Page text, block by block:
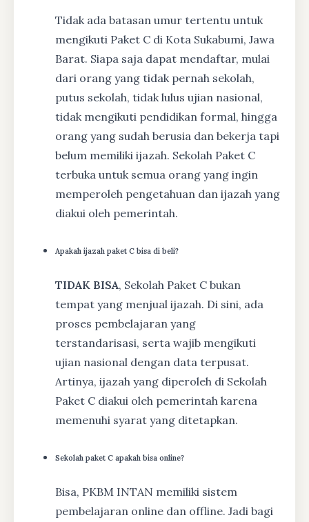
Tidak ada batasan umur tertentu untuk
mengikuti Paket C di Kota Sukabumi, Jawa
Barat. Siapa saja dapat mendaftar, mulai
dari orang yang tidak pernah sekolah,
putus sekolah, tidak lulus ujian nasional,
tidak mengikuti pendidikan formal, hingga
orang yang sudah berusia dan bekerja tapi
belum memiliki ijazah. Sekolah Paket C
terbuka untuk semua orang yang ingin
memperoleh pengetahuan dan ijazah yang
diakui oleh pemerintah.
Apakah ijazah paket C bisa di beli?
TIDAK BISA, Sekolah Paket C bukan
tempat yang menjual ijazah. Di sini, ada
proses pembelajaran yang
terstandarisasi, serta wajib mengikuti
ujian nasional dengan data terpusat.
Artinya, ijazah yang diperoleh di Sekolah
Paket C diakui oleh pemerintah karena
memenuhi syarat yang ditetapkan.
Sekolah paket C apakah bisa online?
Bisa, PKBM INTAN memiliki sistem
pembelajaran online dan offline. Jadi bagi